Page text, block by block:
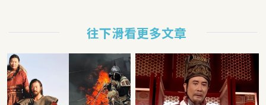
往下滑看更多文章